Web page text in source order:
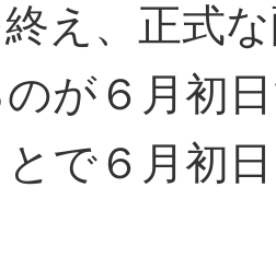
え、正式
が６月初
で６月初